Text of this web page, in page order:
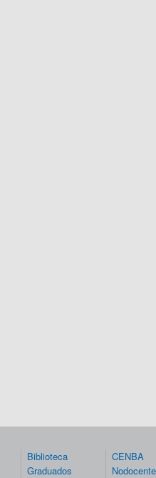
Biblioteca
Graduados
CENBA